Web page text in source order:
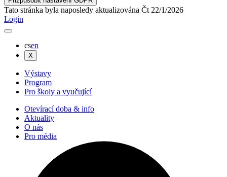
Tato stránka byla naposledy aktualizována Čt 22/1/2026
Login
csen
X
Výstavy
Program
Pro školy a vyučující
Otevírací doba & info
Aktuality
O nás
Pro média